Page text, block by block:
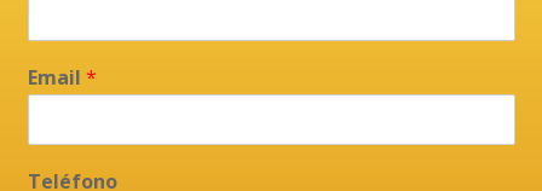
Email *
Teléfono